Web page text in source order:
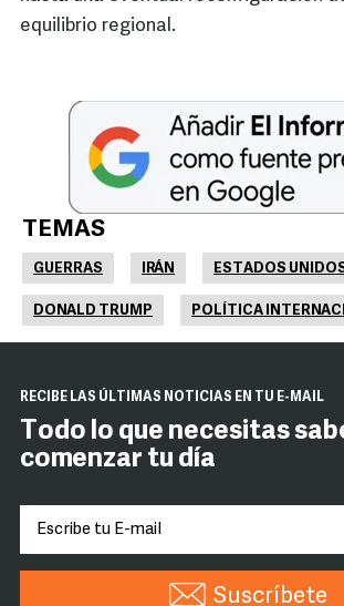
equilibrio regional.
TEMAS
GUERRAS IRÁN ESTADOS
DONALD TRUMP POLÍTICA
RECIBE LAS ÚLTIMAS NOTICIAS EN TU E-MAIL
Todo lo que necesitas
comenzar tu día
Suscríbete